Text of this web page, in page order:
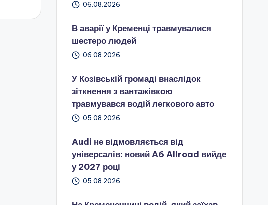
06.08.2026
В аварії у Кременці травмувалися
шестеро людей
06.08.2026
У Козівській громаді внаслідок
зіткнення з вантажівкою
травмувався водій легкового авто
05.08.2026
Audi не відмовляється від
універсалів: новий A6 Allroad вийде
у 2027 році
05.08.2026